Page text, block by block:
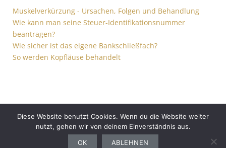
Muskelverkürzung - Ursachen, Folgen und Behandlung
Wie kann man seine Steuer-Identifikationsnummer
beantragen?
Wie sicher ist das eigene Bankschließfach?
So werden Kopfläuse behandelt
Finanzen Ernährung Auto
Haushalt
Diese Website benutzt Cookies. Wenn du die Website weiter
nutzt, gehen wir von deinem Einverständnis aus.
OK
ABLEHNEN